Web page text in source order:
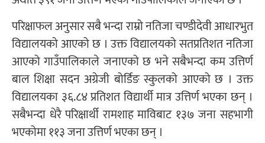
परिक्षाफल अनुसार सबै भन्दा राम्रो नतिजा चण्डीदेवी आधारभुत
विद्यालयको आएको छ । उक्त विद्यालयको सतप्रतिशत नतिजा
आएको गाउँपालिकाले जनाएको छ भने सबैभन्दा कम उत्तिर्ण
बाल शिक्षा सदन अग्रेजी बोर्डिङ स्कुलको आएको छ । उक्त
विद्यालयका ३६.८४ प्रतिशत विद्यार्थी मात्र उत्तिर्ण भएका छन् ।
सबैभन्दा धेरै परिक्षार्थी रामशाह माविबाट १३७ जना सहभागी
भएकोमा ११३ जना उत्तिर्ण भएका छन् ।